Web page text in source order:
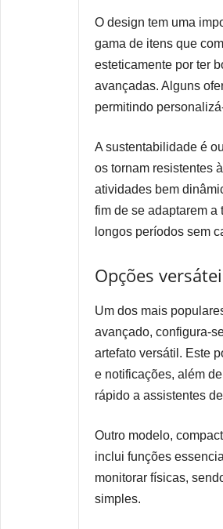
O design tem uma
gama de itens que
esteticamente por ter
avançadas. Alguns
permitindo
A sustentabilidade é
os tornam resistentes
atividades bem
fim de se adaptarem
longos períodos sem
Opções
Um dos mais
avançado, configura-
artefato versátil. Este
e notificações, além
rápido a assistentes
Outro modelo,
inclui funções
monitorar físicas,
simples.